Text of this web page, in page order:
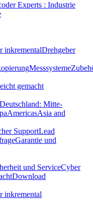
Experts : Industrie
inkrementalDrehgeber
Messsysteme
gemacht
Deutschland: Mitte-
AmericasAsia and
SupportLead
Garantie und
und ServiceCyber
Download
inkremental